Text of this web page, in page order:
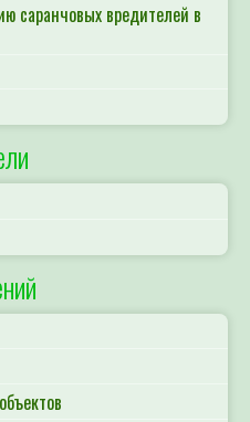
саранчовых вредителей в